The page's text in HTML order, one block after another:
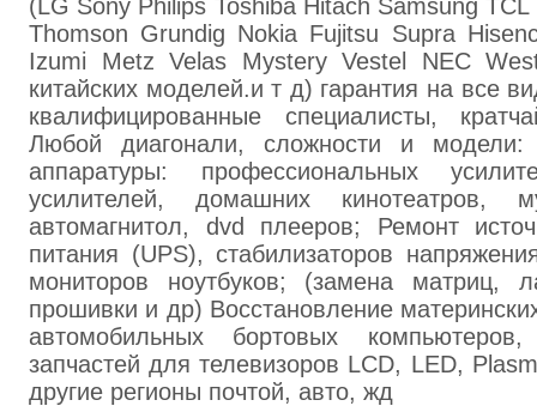
(LG Sony Philips Toshiba Hitach Samsung
Thomson Grundig Nokia Fujitsu Supra
Izumi Metz Velas Mystery Vestel NEC
китайских моделей.и т д) гарантия на все
квалифицированные специалисты,
Любой диагонали, сложности и
аппаратуры: профессиональных
усилителей, домашних кинотеатров,
автомагнитол, dvd плееров; Ремонт
питания (UPS), стабилизаторов
мониторов ноутбуков; (замена матриц,
прошивки и др) Восстановление
автомобильных бортовых
запчастей для телевизоров LCD, LED,
другие регионы почтой, авто, жд